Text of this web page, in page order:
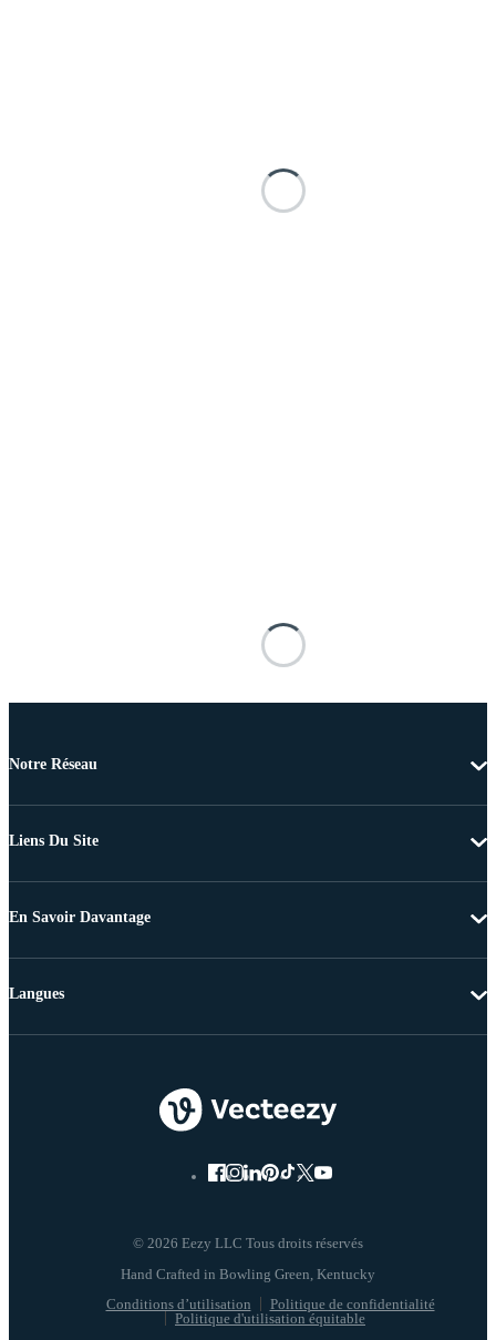
Notre Réseau
Liens Du Site
En Savoir Davantage
© 2026 Eezy LLC Tous droits réservés
Conditions d’utilisation
Politique de confidentialité
Politique d'utilisation équitable
Langues